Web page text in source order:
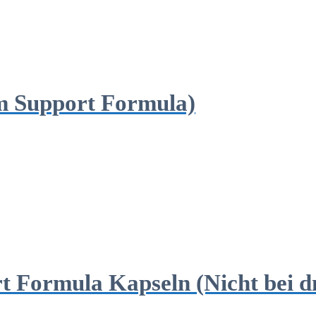
Support Formula)
Formula Kapseln (Nicht bei